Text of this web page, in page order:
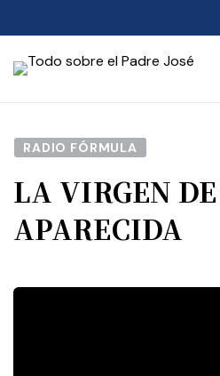
RADIO FÓRMULA
LA VIRGEN DE
APARECIDA